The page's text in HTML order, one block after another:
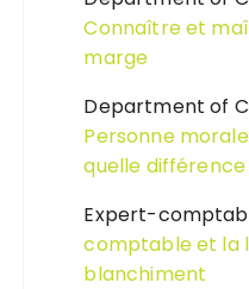
Connaître et
marge
Department of
Personne
quelle différence
Expert-
comptable et la
blanchiment